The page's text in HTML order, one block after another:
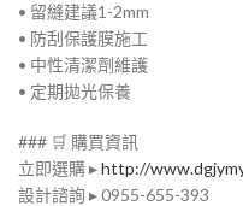
• 留縫建議1-2mm
• 防刮保護膜施工
• 中性清潔劑維護
• 定期拋光保養
### 🛒 購買資訊
立即選購 ▸http://
設計諮詢 ▸ 0955-655-393